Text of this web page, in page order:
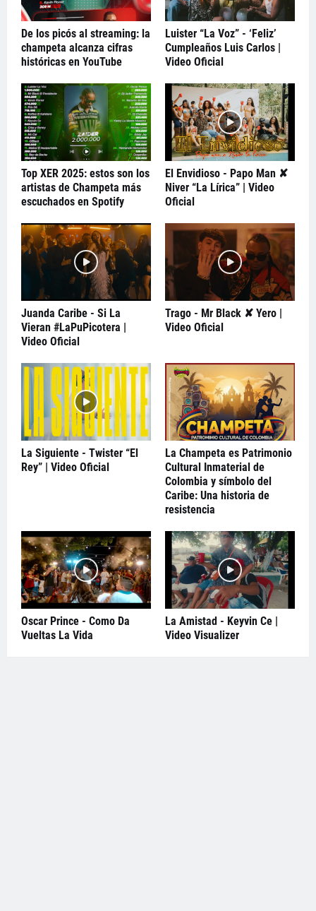
De los picós al streaming: la
champeta alcanza cifras
históricas en YouTube
Luister “La Voz” - ‘Feliz’
Cumpleaños Luis Carlos |
Video Oficial
Top XER 2025: estos son los
artistas de Champeta más
escuchados en Spotify
El Envidioso - Papo Man ✘
Niver “La Lírica” | Video
Oficial
Juanda Caribe - Si La
Vieran #LaPuPicotera |
Video Oficial
Trago - Mr Black ✘ Yero |
Video Oficial
La Siguiente - Twister “El
Rey” | Video Oficial
La Champeta es Patrimonio
Cultural Inmaterial de
Colombia y símbolo del
Caribe: Una historia de
resistencia
Oscar Prince - Como Da
Vueltas La Vida
La Amistad - Keyvin Ce |
Video Visualizer